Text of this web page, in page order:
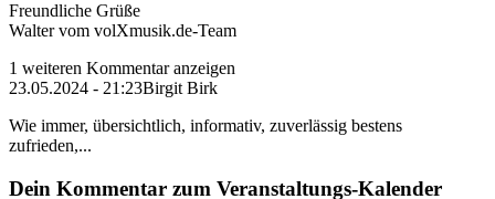
Freundliche Grüße
Walter vom volXmusik.de-Team
1 weiteren Kommentar anzeigen
23.05.2024 - 21:23Birgit Birk
Wie immer, übersichtlich, informativ, zuverlässig bestens
zufrieden,...
Dein Kommentar zum Veranstaltungs-Kalender